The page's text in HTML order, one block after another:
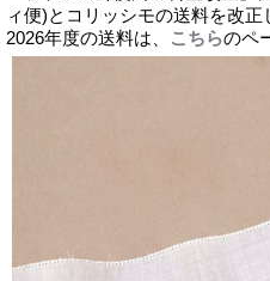
ィ便)とコリッシモの送料を改正
2026年度の送料は、
こちらのペ